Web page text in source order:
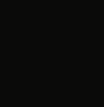
geöffnet
geöffnet